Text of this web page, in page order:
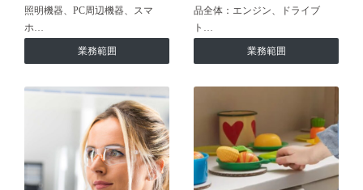
照明機器、PC周辺機器、スマ
ホ…
業務範囲
品全体：エンジン、ドライブ
ト…
業務範囲